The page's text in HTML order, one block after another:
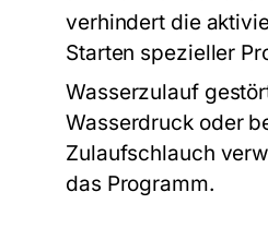
verhindert die
Starten spezieller
Wasserzulauf
Wasserdruck oder
Zulaufschlauch
das Programm.